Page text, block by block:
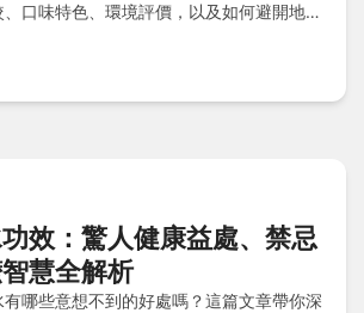
口味特色、環境評價，以及如何避開地雷
議，解決您的所有疑問。
效：驚人健康益處、禁忌
慧全解析
哪些意想不到的好處嗎？這篇文章帶你深